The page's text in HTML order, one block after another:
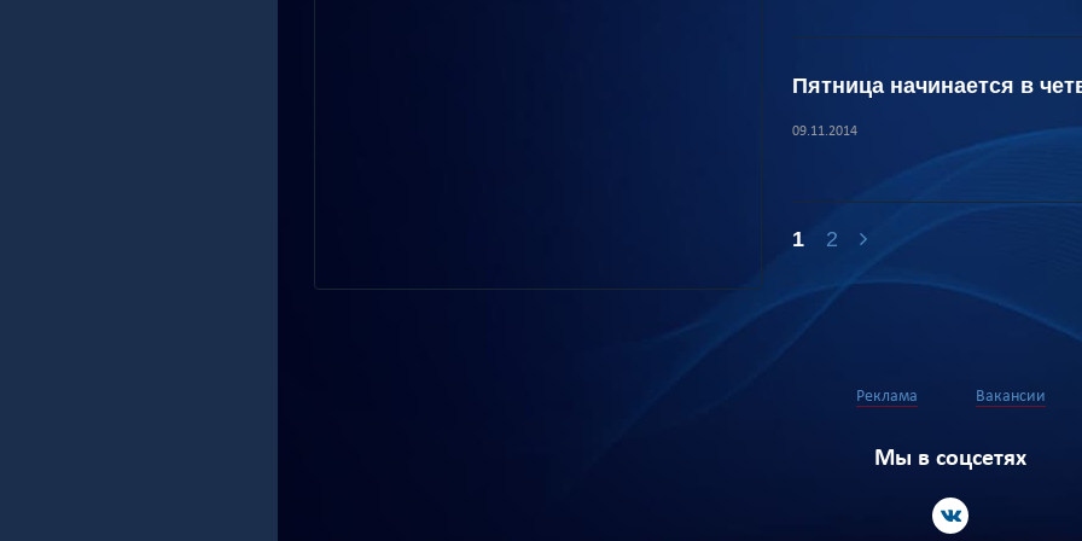
Пятница начинается в
09.11.2014
1 2
Реклама Вакансии
Мы в соцсетях